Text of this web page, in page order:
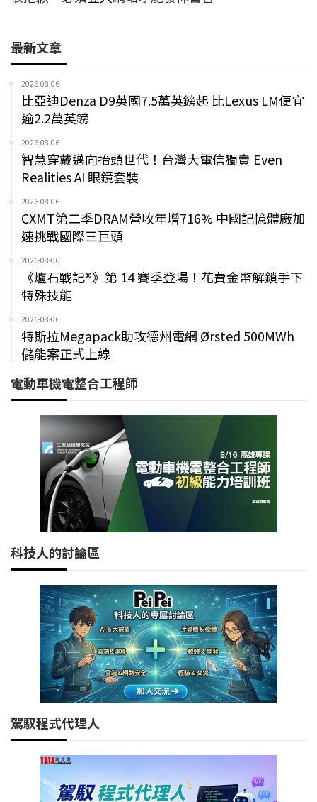
最新文章
2026-08-06
比亞迪Denza D9英國7.5萬英鎊起 比Lexus LM便宜
逾2.2萬英鎊
2026-08-06
智慧穿戴邁向抬頭世代！台灣大電信獨賣 Even
Realities AI 眼鏡套裝
2026-08-06
CXMT第二季DRAM營收年增716% 中國記憶體廠加
速挑戰國際三巨頭
2026-08-06
《爐石戰記®》第 14 賽季登場！花費金幣解鎖手下
特殊技能
2026-08-06
特斯拉Megapack助攻德州電網 Ørsted 500MWh
儲能案正式上線
電動車機電整合工程師
科技人的討論區
駕馭程式代理人